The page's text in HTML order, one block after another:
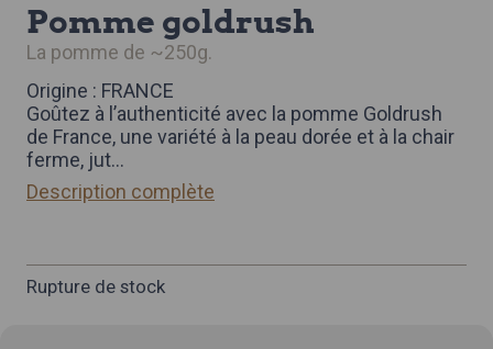
pomme goldrush
la pomme de ~250g.
Origine : FRANCE
Goûtez à l’authenticité avec la pomme Goldrush
de France, une variété à la peau dorée et à la chair
ferme, jut...
Description complète
Rupture de stock